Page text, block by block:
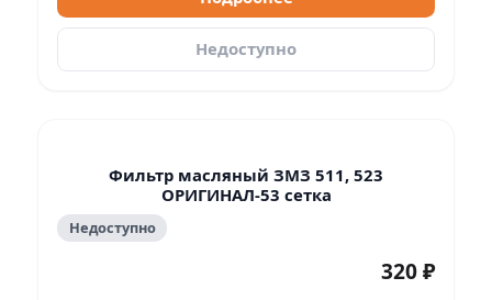
Недоступно
Фильтр масляный ЗМЗ 511, 523
ОРИГИНАЛ-53 сетка
Недоступно
320 ₽